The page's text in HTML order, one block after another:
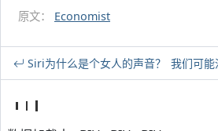
原文： Economist
Siri为什么是个女人的声音？ 我们可